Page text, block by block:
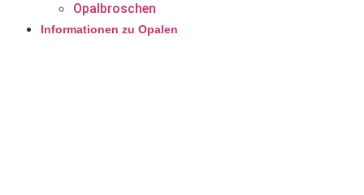
Opalbroschen
Informationen zu Opalen